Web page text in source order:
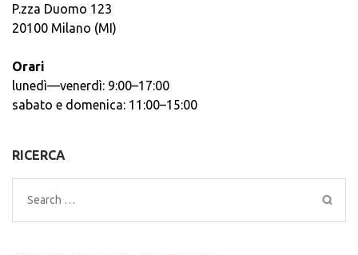
P.zza Duomo 123
20100 Milano (MI)
Orari
lunedì—venerdì: 9:00–17:00
sabato e domenica: 11:00–15:00
RICERCA
Search
for: